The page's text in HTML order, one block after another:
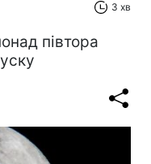
3 хв
півтора